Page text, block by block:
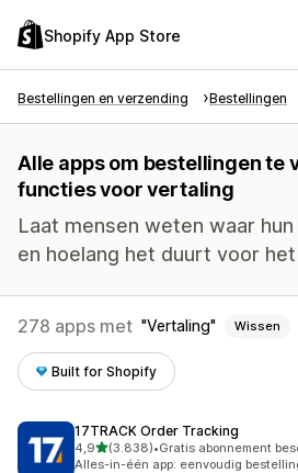
Shopify App Store
Bestellingen en verzending Bestellingen
Alle apps om bestellingen te
functies voor vertaling
Laat mensen weten waar
en hoelang het duurt voor
278 apps met Vertaling Wissen
Built for Shopify
17TRACK Order Tracking
4,9van 5 sterren
(3.838)
3838 recensies in totaal
•Gratis abonnement
Alles-in-één app: eenvoudig